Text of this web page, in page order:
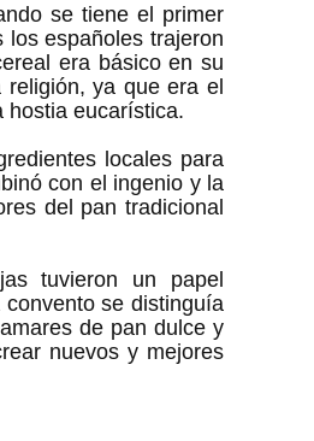
se tiene el primer
los españoles trajeron
era básico en su
religión, ya que era el
hostia eucarística.
locales para
con el ingenio y la
del pan tradicional
tuvieron un papel
se distinguía
de pan dulce y
nuevos y mejores